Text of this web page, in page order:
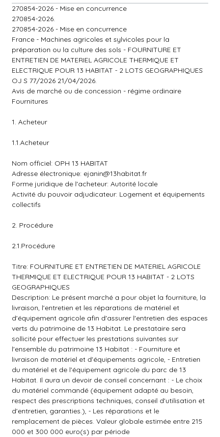
270854-2026 - Mise en concurrence
270854-2026.
270854-2026 - Mise en concurrence
France - Machines agricoles et sylvicoles pour la
préparation ou la culture des sols - FOURNITURE ET
ENTRETIEN DE MATERIEL AGRICOLE THERMIQUE ET
ELECTRIQUE POUR 13 HABITAT - 2 LOTS GEOGRAPHIQUES
OJ S 77/2026 21/04/2026.
Avis de marché ou de concession - régime ordinaire
Fournitures
1. Acheteur
1.1.Acheteur
Nom officiel: OPH 13 HABITAT
Adresse électronique: ejanin@13habitat.fr
Forme juridique de l'acheteur: Autorité locale
Activité du pouvoir adjudicateur: Logement et équipements
collectifs
2. Procédure
2.1.Procédure
Titre: FOURNITURE ET ENTRETIEN DE MATERIEL AGRICOLE
THERMIQUE ET ELECTRIQUE POUR 13 HABITAT - 2 LOTS
GEOGRAPHIQUES
Description: Le présent marché a pour objet la fourniture, la
livraison, l'entretien et les réparations de matériel et
d'équipement agricole afin d'assurer l'entretien des espaces
verts du patrimoine de 13 Habitat. Le prestataire sera
sollicité pour effectuer les prestations suivantes sur
l'ensemble du patrimoine 13 Habitat : - Fourniture et
livraison de matériel et d'équipements agricole, - Entretien
du matériel et de l'équipement agricole du parc de 13
Habitat. Il aura un devoir de conseil concernant : - Le choix
du matériel commandé (équipement adapté au besoin,
respect des prescriptions techniques, conseil d'utilisation et
d'entretien, garanties.), - Les réparations et le
remplacement de pièces. Valeur globale estimée entre 215
000 et 300 000 euro(s) par période